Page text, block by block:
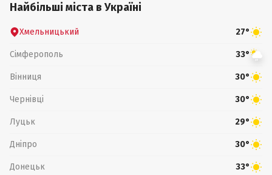
Найбільші міста в Україні
Хмельницький 27°
Сімферополь 33°
Вінниця 30°
Чернівці 30°
Луцьк 29°
Дніпро 30°
Донецьк 33°